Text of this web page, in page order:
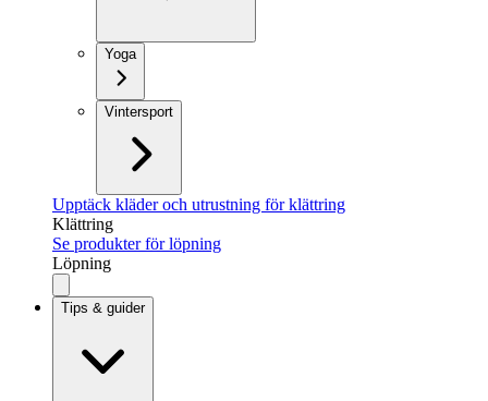
Yoga
Vintersport
Upptäck kläder och utrustning för klättring
Klättring
Se produkter för löpning
Löpning
Tips & guider